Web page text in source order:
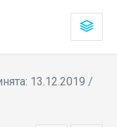
13.12.2019 /